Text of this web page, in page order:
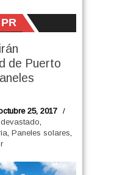
de Puerto
25, 2017
/
devastado,
, Paneles solares,